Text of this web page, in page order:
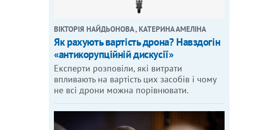
ВІКТОРІЯ НАЙДЬОНОВА , КАТЕРИНА АМЕЛІНА
Як рахують вартість дрона? Навздогін
«антикорупційній дискусії»
Експерти розповіли, які витрати
впливають на вартість цих засобів і чому
не всі дрони можна порівнювати.